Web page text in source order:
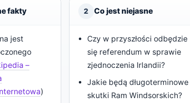
fakty
jest
–
)
2 Co jest niejasne
Czy w przyszłości odbędzie
się referendum w sprawie
zjednoczenia Irlandii?
Jakie będą długoterminowe
skutki Ram Windsorskich?